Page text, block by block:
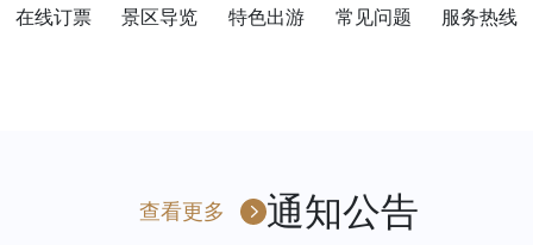
在线订票 景区导览 特色出游 常见问题 服务热线
查看更多 通知公告